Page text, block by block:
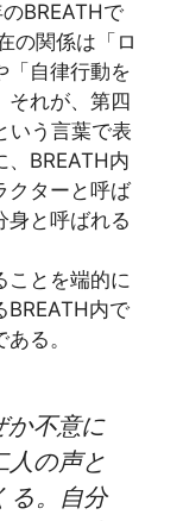
BREATHで
の関係は「ロ
「自律行動を
それが、第四
いう言葉で表
、BREATH内
クターと呼ば
身と呼ばれる
とを端的に
BREATH内で
る。
不意に
人の声と
る。自分